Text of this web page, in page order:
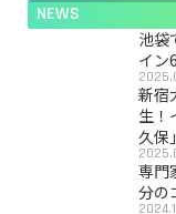
NEWS
池袋
イン
新宿
生！
久保」
専門
分の